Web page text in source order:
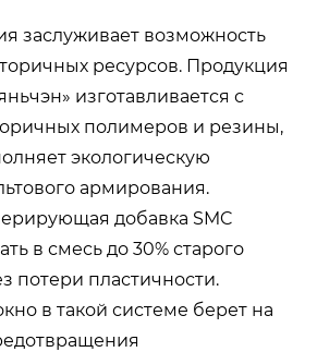
заслуживает возможность
ресурсов. Продукция
изготавливается с
полимеров и резины,
экологическую
армирования.
добавка SMC
в смесь до 30% старого
потери пластичности.
в такой системе берет на